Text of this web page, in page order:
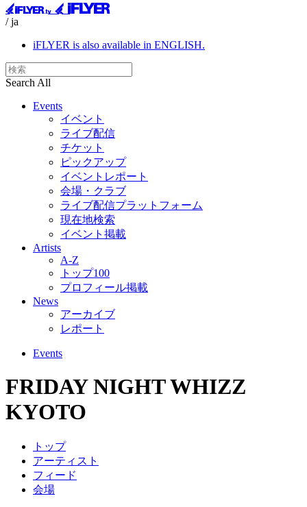
/ ja
iFLYER is also available in ENGLISH.
Search All
Events
イベント
ライブ配信
チケット
ピックアップ
イベントレポート
会場・クラブ
ライブ配信プラットフォーム
現在地検索
イベント掲載
Artists
A-Z
トップ100
プロフィール掲載
News
アーカイブ
レポート
Events
FRIDAY NIGHT WHIZZ
KYOTO
トップ
アーティスト
フィード
会場